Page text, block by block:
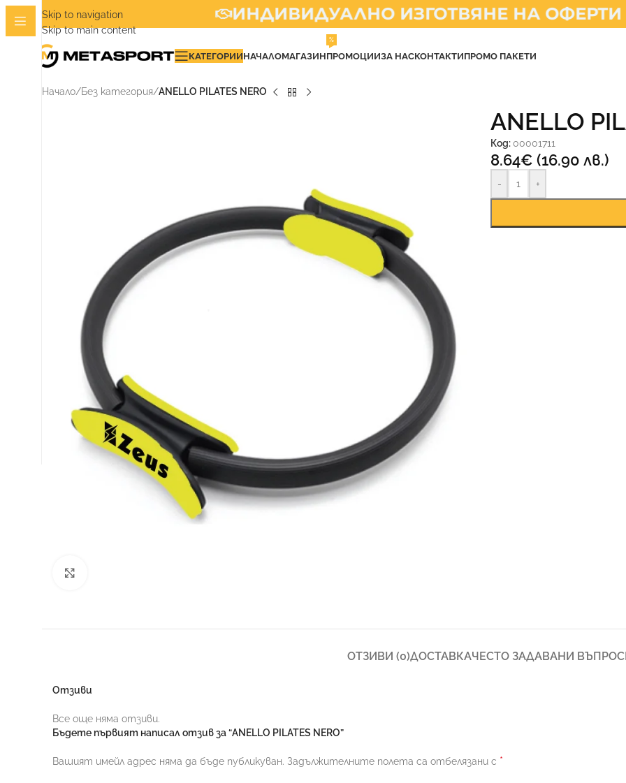
Skip to navigation
Skip to main content
ИНДИВИДУАЛНО ИЗГОТВЯНЕ НА ОФЕРТИ
КАТЕГОРИИНАЧАЛОМАГАЗИНПРОМОЦИИ
%
ЗА НАСКОНТАКТИПРОМО ПАКЕТИ
Начало/Без категория/ANELLO PILATES NERO
ANELLO
Код: 00001711
8.64€ (16.90 лв.)
- +
ОТЗИВИ (0)ДОСТАВКАЧЕСТО ЗАДАВАНИ
Отзиви
Все още няма отзиви.
Бъдете първият написал отзив за “ANELLO PILATES NERO”
Вашият имейл адрес няма да бъде публикуван. Задължителните полета са отбелязани с *